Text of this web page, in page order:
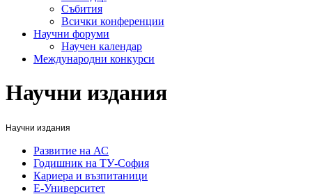
Събития
Всички конференции
Научни форуми
Научен календар
Международни конкурси
Научни издания
Научни издания
Развитие на АС
Годишник на ТУ-София
Кариера и възпитаници
Е-Университет